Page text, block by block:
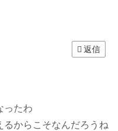
返信
ったわ
からこそなんだろうね